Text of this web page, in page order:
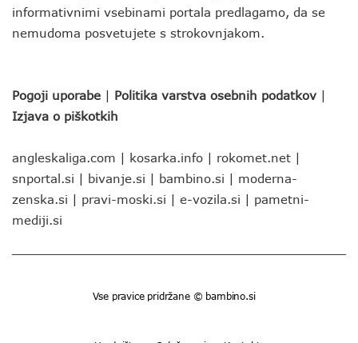
informativnimi vsebinami portala predlagamo, da se
nemudoma posvetujete s strokovnjakom.
Pogoji uporabe | Politika varstva osebnih podatkov |
Izjava o piškotkih
angleskaliga.com | kosarka.info | rokomet.net |
snportal.si | bivanje.si | bambino.si | moderna-
zenska.si | pravi-moski.si | e-vozila.si | pametni-
mediji.si
Vse pravice pridržane © bambino.si